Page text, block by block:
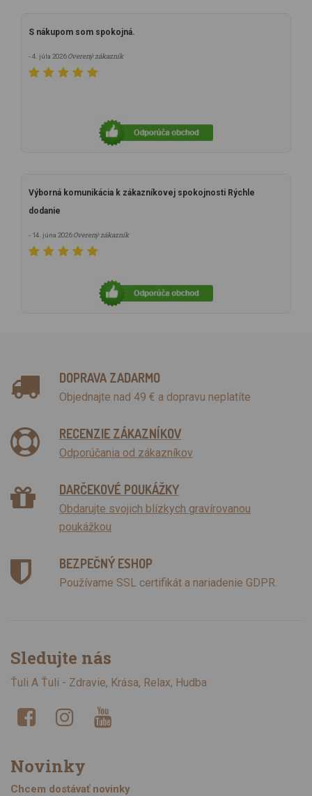
S nákupom som spokojná.
- 4. júla 2026Overený zákazník
Výborná komunikácia k zákazníkovej spokojnosti Rýchle
dodanie
- 14. júna 2026Overený zákazník
DOPRAVA ZADARMO
Objednajte nad 49 € a dopravu neplatíte
RECENZIE ZÁKAZNÍKOV
Odporúčania od zákazníkov
DARČEKOVÉ POUKÁŽKY
Obdarujte svojich blízkych gravírovanou
poukážkou
BEZPEČNÝ ESHOP
Používame SSL certifikát a nariadenie GDPR.
Sledujte nás
Ťuli A Ťuli - Zdravie, Krása, Relax, Hudba
Novinky
Chcem dostávať novinky